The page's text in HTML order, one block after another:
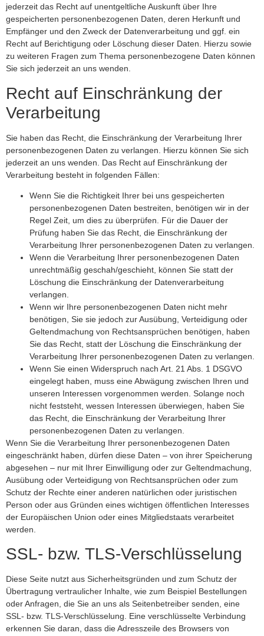
jederzeit das Recht auf unentgeltliche Auskunft über Ihre
gespeicherten personenbezogenen Daten, deren Herkunft und
Empfänger und den Zweck der Datenverarbeitung und ggf. ein
Recht auf Berichtigung oder Löschung dieser Daten. Hierzu sowie
zu weiteren Fragen zum Thema personenbezogene Daten können
Sie sich jederzeit an uns wenden.
Recht auf Einschränkung der
Verarbeitung
Sie haben das Recht, die Einschränkung der Verarbeitung Ihrer
personenbezogenen Daten zu verlangen. Hierzu können Sie sich
jederzeit an uns wenden. Das Recht auf Einschränkung der
Verarbeitung besteht in folgenden Fällen:
Wenn Sie die Richtigkeit Ihrer bei uns gespeicherten
personenbezogenen Daten bestreiten, benötigen wir in der
Regel Zeit, um dies zu überprüfen. Für die Dauer der
Prüfung haben Sie das Recht, die Einschränkung der
Verarbeitung Ihrer personenbezogenen Daten zu verlangen.
Wenn die Verarbeitung Ihrer personenbezogenen Daten
unrechtmäßig geschah/geschieht, können Sie statt der
Löschung die Einschränkung der Datenverarbeitung
verlangen.
Wenn wir Ihre personenbezogenen Daten nicht mehr
benötigen, Sie sie jedoch zur Ausübung, Verteidigung oder
Geltendmachung von Rechtsansprüchen benötigen, haben
Sie das Recht, statt der Löschung die Einschränkung der
Verarbeitung Ihrer personenbezogenen Daten zu verlangen.
Wenn Sie einen Widerspruch nach Art. 21 Abs. 1 DSGVO
eingelegt haben, muss eine Abwägung zwischen Ihren und
unseren Interessen vorgenommen werden. Solange noch
nicht feststeht, wessen Interessen überwiegen, haben Sie
das Recht, die Einschränkung der Verarbeitung Ihrer
personenbezogenen Daten zu verlangen.
Wenn Sie die Verarbeitung Ihrer personenbezogenen Daten
eingeschränkt haben, dürfen diese Daten – von ihrer Speicherung
abgesehen – nur mit Ihrer Einwilligung oder zur Geltendmachung,
Ausübung oder Verteidigung von Rechtsansprüchen oder zum
Schutz der Rechte einer anderen natürlichen oder juristischen
Person oder aus Gründen eines wichtigen öffentlichen Interesses
der Europäischen Union oder eines Mitgliedstaats verarbeitet
werden.
SSL- bzw. TLS-Verschlüsselung
Diese Seite nutzt aus Sicherheitsgründen und zum Schutz der
Übertragung vertraulicher Inhalte, wie zum Beispiel Bestellungen
oder Anfragen, die Sie an uns als Seitenbetreiber senden, eine
SSL- bzw. TLS-Verschlüsselung. Eine verschlüsselte Verbindung
erkennen Sie daran, dass die Adresszeile des Browsers von